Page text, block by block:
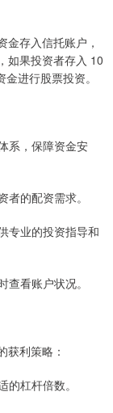
存入信托账户，
如果投资者存入 10
进行股票投资。
系，保障资金安
的配资需求。
专业的投资指导和
看账户状况。
获利策略：
杠杆倍数。